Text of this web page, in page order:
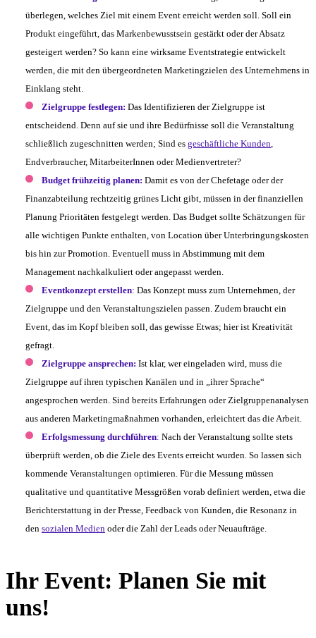
überlegen, welches Ziel mit einem Event erreicht werden soll. Soll ein
Produkt eingeführt, das Markenbewusstsein gestärkt oder der Absatz
gesteigert werden? So kann eine wirksame Eventstrategie entwickelt
werden, die mit den übergeordneten Marketingzielen des Unternehmens in
Einklang steht.
Zielgruppe festlegen: Das Identifizieren der Zielgruppe ist
entscheidend. Denn auf sie und ihre Bedürfnisse soll die Veranstaltung
schließlich zugeschnitten werden; Sind es geschäftliche Kunden,
Endverbraucher, MitarbeiterInnen oder Medienvertreter?
Budget frühzeitig planen: Damit es von der Chefetage oder der
Finanzabteilung rechtzeitig grünes Licht gibt, müssen in der finanziellen
Planung Prioritäten festgelegt werden. Das Budget sollte Schätzungen für
alle wichtigen Punkte enthalten, von Location über Unterbringungskosten
bis hin zur Promotion. Eventuell muss in Abstimmung mit dem
Management nachkalkuliert oder angepasst werden.
Eventkonzept erstellen: Das Konzept muss zum Unternehmen, der
Zielgruppe und den Veranstaltungszielen passen. Zudem braucht ein
Event, das im Kopf bleiben soll, das gewisse Etwas; hier ist Kreativität
gefragt.
Zielgruppe ansprechen: Ist klar, wer eingeladen wird, muss die
Zielgruppe auf ihren typischen Kanälen und in „ihrer Sprache“
angesprochen werden. Sind bereits Erfahrungen oder Zielgruppenanalysen
aus anderen Marketingmaßnahmen vorhanden, erleichtert das die Arbeit.
Erfolgsmessung durchführen: Nach der Veranstaltung sollte stets
überprüft werden, ob die Ziele des Events erreicht wurden. So lassen sich
kommende Veranstaltungen optimieren. Für die Messung müssen
qualitative und quantitative Messgrößen vorab definiert werden, etwa die
Berichterstattung in der Presse, Feedback von Kunden, die Resonanz in
den sozialen Medien oder die Zahl der Leads oder Neuaufträge.
Ihr Event: Planen Sie mit
uns!